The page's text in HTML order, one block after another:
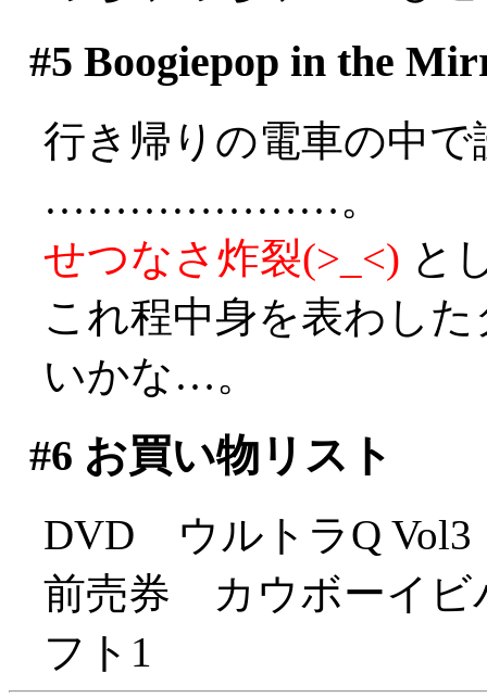
#5 Boogiepop in the
行き帰りの電車の中
…………………。
せつなさ炸裂(>_<) と
これ程中身を表わし
いかな…。
#6 お買い物リスト
DVD ウルトラQ
前売券 カウボーイ
フト1